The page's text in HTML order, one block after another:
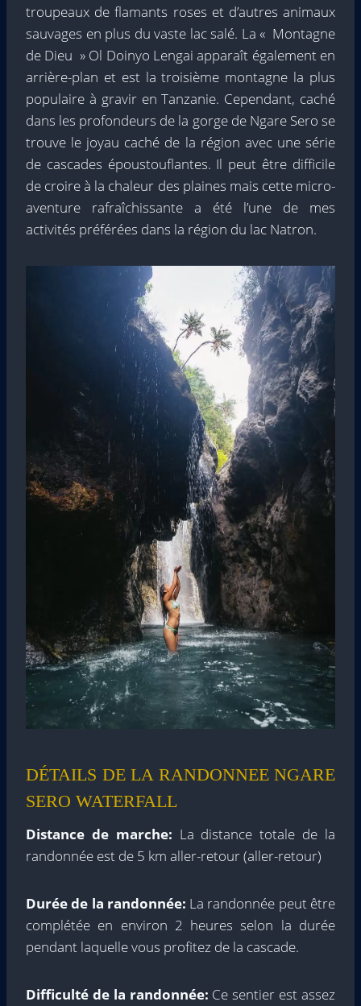
troupeaux de flamants roses et d’autres animaux
sauvages en plus du vaste lac salé. La « Montagne
de Dieu » Ol Doinyo Lengai apparaît également en
arrière-plan et est la troisième montagne la plus
populaire à gravir en Tanzanie. Cependant, caché
dans les profondeurs de la gorge de Ngare Sero se
trouve le joyau caché de la région avec une série
de cascades époustouflantes. Il peut être difficile
de croire à la chaleur des plaines mais cette micro-
aventure rafraîchissante a été l’une de mes
activités préférées dans la région du lac Natron.
DÉTAILS DE LA RANDONNEE NGARE
SERO WATERFALL
Distance de marche: La distance totale de la
randonnée est de 5 km aller-retour (aller-retour)
Durée de la randonnée: La randonnée peut être
complétée en environ 2 heures selon la durée
pendant laquelle vous profitez de la cascade.
Difficulté de la randonnée: Ce sentier est assez